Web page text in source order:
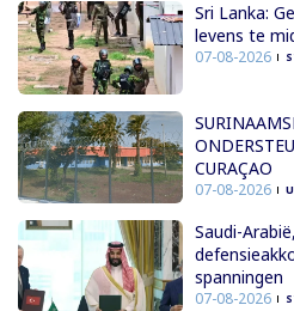
Sri Lanka:
levens te
07-08-2026
CURAÇAO
07-08-2026
Saudi-
spanningen
07-08-2026